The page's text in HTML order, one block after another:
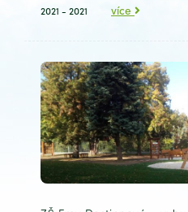
2021 - 2021 více